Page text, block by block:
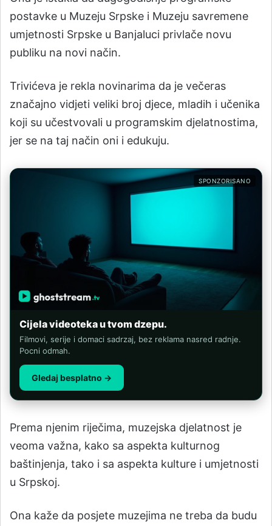
postavke u Muzeju Srpske i Muzeju savremene
umjetnosti Srpske u Banjaluci privlače novu
publiku na novi način.
Trivićeva je rekla novinarima da je večeras
značajno vidjeti veliki broj djece, mladih i učenika
koji su učestvovali u programskim djelatnostima,
jer se na taj način oni i edukuju.
SPONZORISANO
Cijela videoteka u tvom dzepu.
Filmovi, serije i domaci sadrzaj, bez reklama nasred radnje.
Pocni odmah.
Gledaj besplatno →
Prema njenim riječima, muzejska djelatnost je
veoma važna, kako sa aspekta kulturnog
baštinjenja, tako i sa aspekta kulture i umjetnosti
u Srpskoj.
Ona kaže da posjete muzejima ne treba da budu